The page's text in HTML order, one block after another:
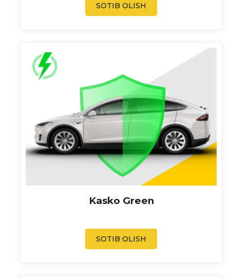
SOTIB OLISH
Kasko Green
SOTIB OLISH